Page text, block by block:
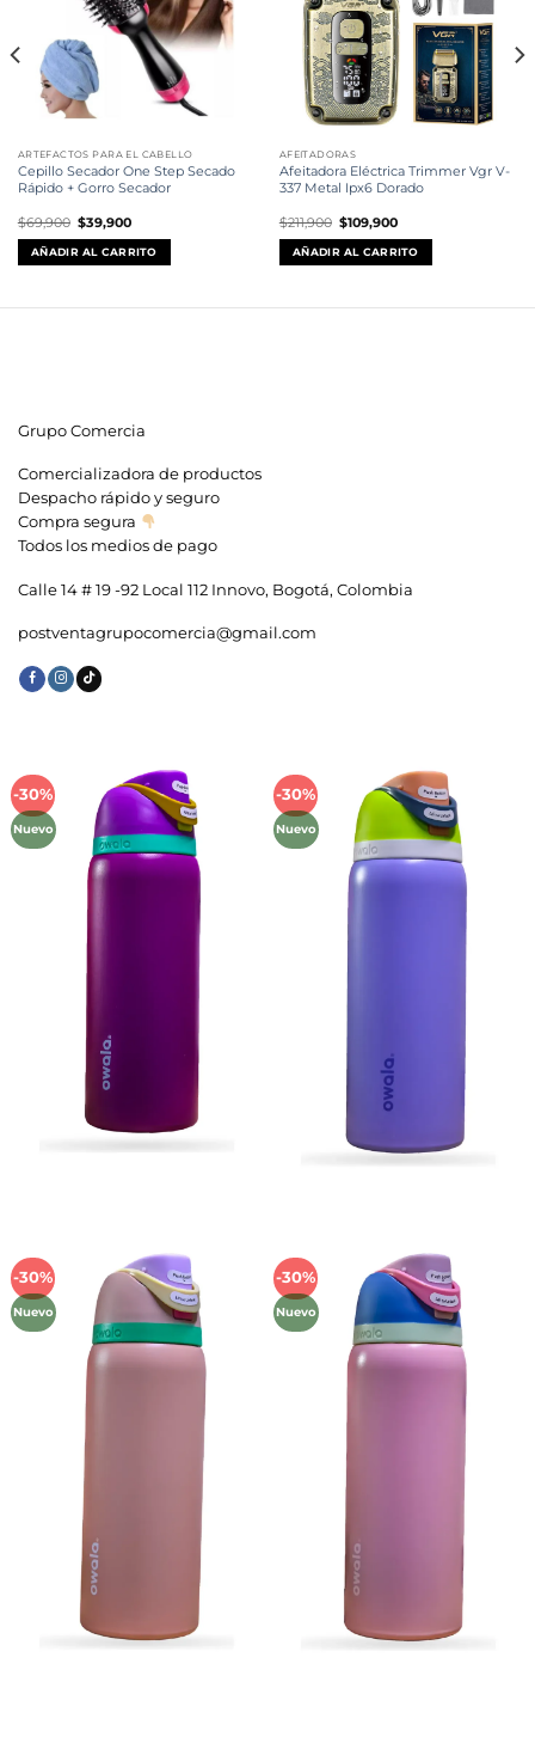
ARTEFACTOS PARA EL CABELLO
Cepillo Secador One Step Secado
Rápido + Gorro Secador
$69,900 El
precio
original
era:
$69,900.
$39,900El
actual
es:
$39,900.
AÑADIR AL CARRITO
AFEITADORAS
Afeitadora Eléctrica Trimmer Vgr V-
337 Metal Ipx6 Dorado
$211,900 El
precio
original
era:
$211,900.
$109,900El
actual
es:
$109,900.
AÑADIR AL CARRITO
Grupo Comercia
Comercializadora de productos
Despacho rápido y seguro
Compra segura
Todos los medios de pago
Calle 14 # 19 -92 Local 112 Innovo, Bogotá, Colombia
postventagrupocomercia@gmail.com
-30%
Nuevo
Añadir
lista de
deseos
-30%
Nuevo
Añadir
lista de
deseos
-30%
Nuevo
Añadir
lista de
deseos
-30%
Nuevo
Añadir
lista de
deseos